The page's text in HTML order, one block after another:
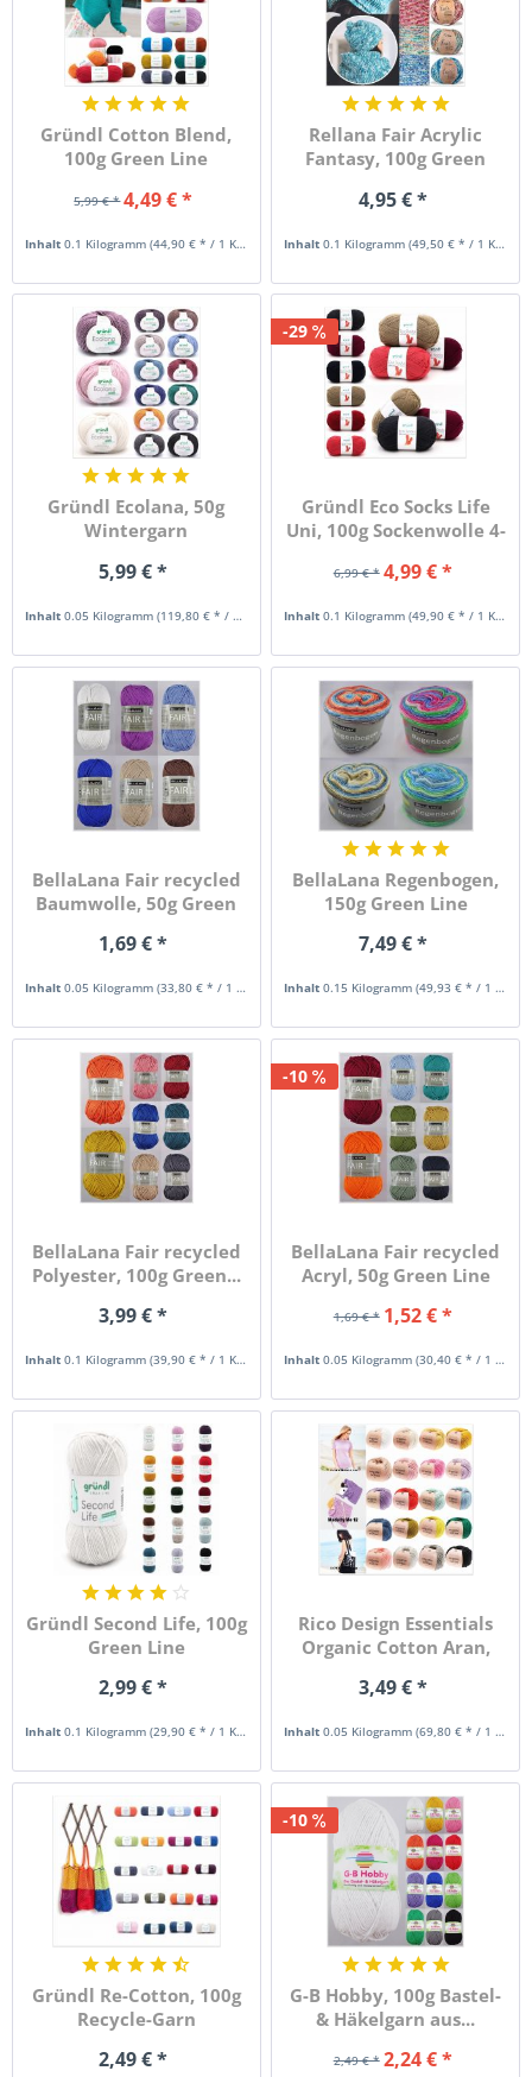
Gründl Cotton Blend,
100g Green Line
5,99 € * 4,49 € *
Inhalt0.1 Kilogramm(44,90 € * / 1 Kilogramm)
Rellana Fair Acrylic
Fantasy, 100g Green
4,95 € *
Inhalt0.1 Kilogramm(49,50 € * / 1 Kilogramm)
Gründl Ecolana, 50g
Wintergarn
5,99 € *
Inhalt0.05 Kilogramm(119,80 € * / 1 Kilogramm)
-29
Gründl Eco Socks Life
Uni, 100g Sockenwolle 4-
6,99 € * 4,99 € *
Inhalt0.1 Kilogramm(49,90 € * / 1 Kilogramm)
BellaLana Fair recycled
Baumwolle, 50g Green
1,69 € *
Inhalt0.05 Kilogramm(33,80 € * / 1 Kilogramm)
BellaLana Regenbogen,
150g Green Line
7,49 € *
Inhalt0.15 Kilogramm(49,93 € * / 1 Kilogramm)
BellaLana Fair recycled
Polyester, 100g Green...
3,99 € *
Inhalt0.1 Kilogramm(39,90 € * / 1 Kilogramm)
-10
BellaLana Fair recycled
Acryl, 50g Green Line
1,69 € * 1,52 € *
Inhalt0.05 Kilogramm(30,40 € * / 1 Kilogramm)
Gründl Second Life, 100g
Green Line
2,99 € *
Inhalt0.1 Kilogramm(29,90 € * / 1 Kilogramm)
Rico Design Essentials
Organic Cotton Aran,
3,49 € *
Inhalt0.05 Kilogramm(69,80 € * / 1 Kilogramm)
Gründl Re-Cotton, 100g
Recycle-Garn
2,49 € *
-10
G-B Hobby, 100g Bastel-
& Häkelgarn aus...
2,49 € * 2,24 € *